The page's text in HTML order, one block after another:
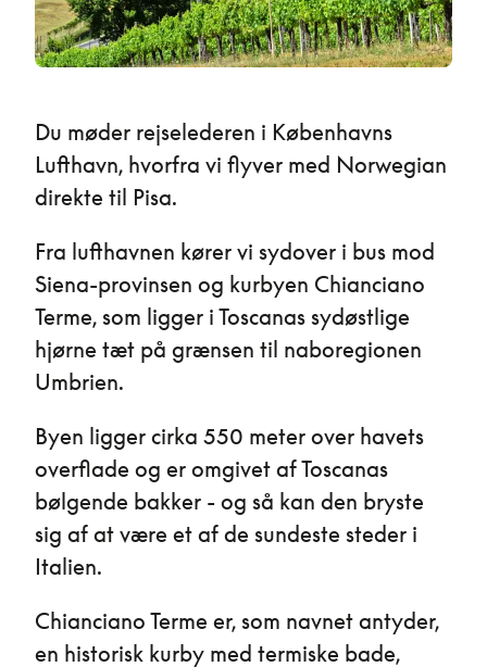
Du møder rejselederen i Københavns
Lufthavn, hvorfra vi flyver med Norwegian
direkte til Pisa.
Fra lufthavnen kører vi sydover i bus mod
Siena-provinsen og kurbyen Chianciano
Terme, som ligger i Toscanas sydøstlige
hjørne tæt på grænsen til naboregionen
Umbrien.
Byen ligger cirka 550 meter over havets
overflade og er omgivet af Toscanas
bølgende bakker - og så kan den bryste
sig af at være et af de sundeste steder i
Italien.
Chianciano Terme er, som navnet antyder,
en historisk kurby med termiske bade,